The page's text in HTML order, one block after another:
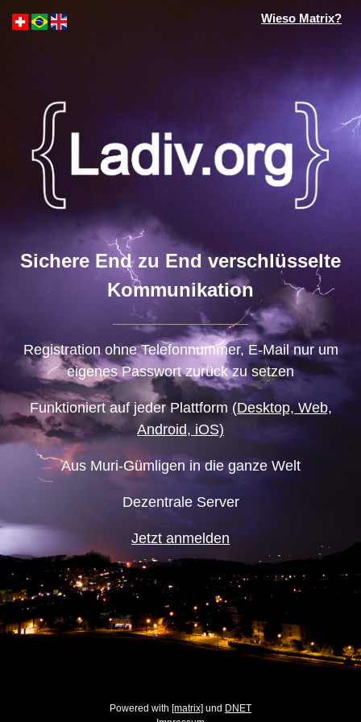
Wieso Matrix?
Sichere End zu End verschlüsselte
Kommunikation
Registration ohne Telefonnummer, E-Mail nur um
eigenes Passwort zurück zu setzen
Funktioniert auf jeder Plattform (Desktop, Web,
Android, iOS)
Aus Muri-Gümligen in die ganze Welt
Dezentrale Server
Jetzt anmelden
Powered with [matrix] und DNET